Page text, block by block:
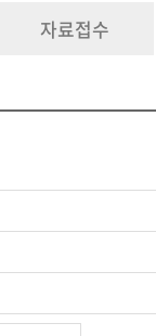
당 정보를 파기합
이용이 제한됩니
자료접수